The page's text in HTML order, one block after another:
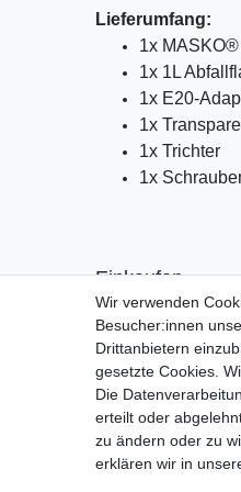
Lieferumfang:
1x
1x 1L
1x E20-
1x
1x Trichter
1x
Einkaufen
Zahlungsarten
Versandarten & -
Warenkorb
Kasse
Widerrufsrecht
Wir verwenden
Besucher:innen
Drittanbietern
gesetzte Cookies.
Die
erteilt oder
zu ändern oder zu
erklären wir in